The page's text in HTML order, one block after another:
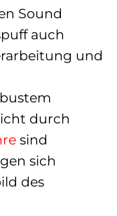
Sound
auch
und
durch
sind
sich
des